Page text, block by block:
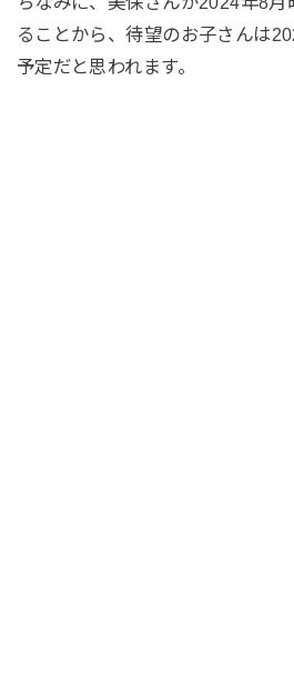
ることから、待望のお子さんは
予定だと思われます。